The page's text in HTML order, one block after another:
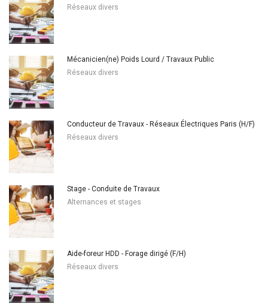
Réseaux divers
Mécanicien(ne) Poids Lourd / Travaux Public
Réseaux divers
Conducteur de Travaux - Réseaux Électriques Paris (H/F)
Réseaux divers
Stage - Conduite de Travaux
Alternances et stages
Aide-foreur HDD - Forage dirigé (F/H)
Réseaux divers